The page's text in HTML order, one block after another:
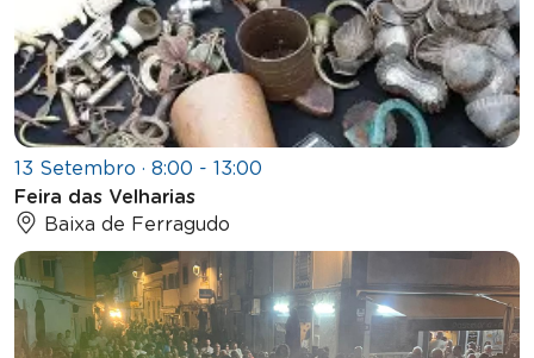
13 Setembro · 8:00 - 13:00
Feira das Velharias
Baixa de Ferragudo